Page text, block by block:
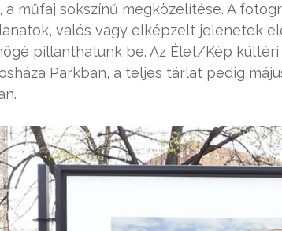
a műfaj sokszínű megközelítése. A
valós vagy elképzelt jelenetek
pillanthatunk be. Az Élet/Kép
Parkban, a teljes tárlat pedig